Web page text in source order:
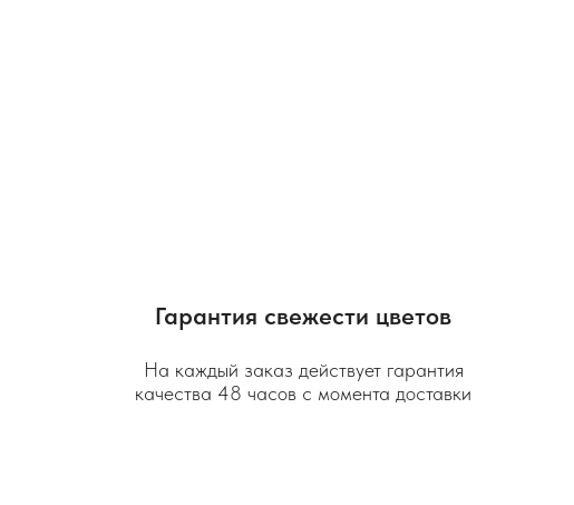
Гарантия свежести цветов
На каждый заказ действует гарантия
качества 48 часов с момента доставки